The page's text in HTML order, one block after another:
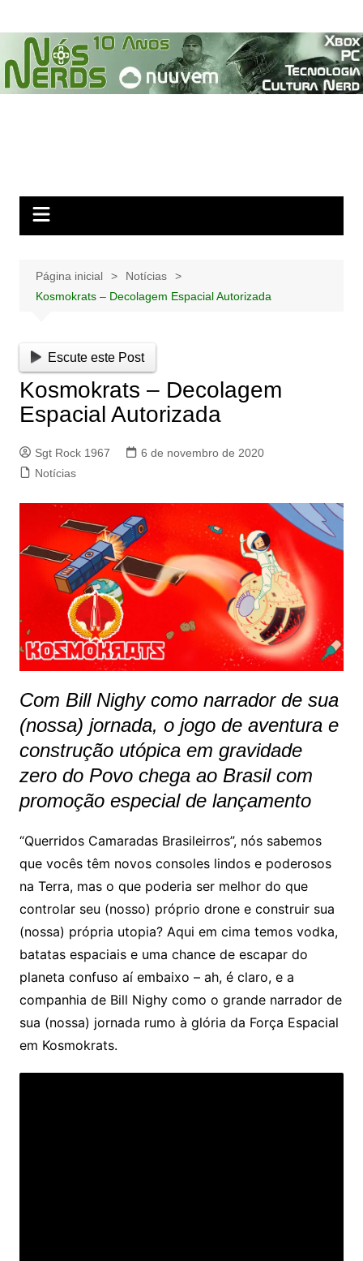
para
conteúdo
Página inicial
Notícias
Kosmokrats – Decolagem Espacial Autorizada
Escute este Post
Kosmokrats – Decolagem
Espacial Autorizada
Sgt Rock 1967
6 de novembro de 2020
Notícias
Com Bill Nighy como narrador de sua
(nossa) jornada, o jogo de aventura e
construção utópica em gravidade
zero do Povo chega ao Brasil com
promoção especial de lançamento
“Querridos Camaradas Brasileirros”, nós sabemos
que vocês têm novos consoles lindos e poderosos
na Terra, mas o que poderia ser melhor do que
controlar seu (nosso) próprio drone e construir sua
(nossa) própria utopia? Aqui em cima temos vodka,
batatas espaciais e uma chance de escapar do
planeta confuso aí embaixo – ah, é claro, e a
companhia de Bill Nighy como o grande narrador de
sua (nossa) jornada rumo à glória da Força Espacial
em Kosmokrats.